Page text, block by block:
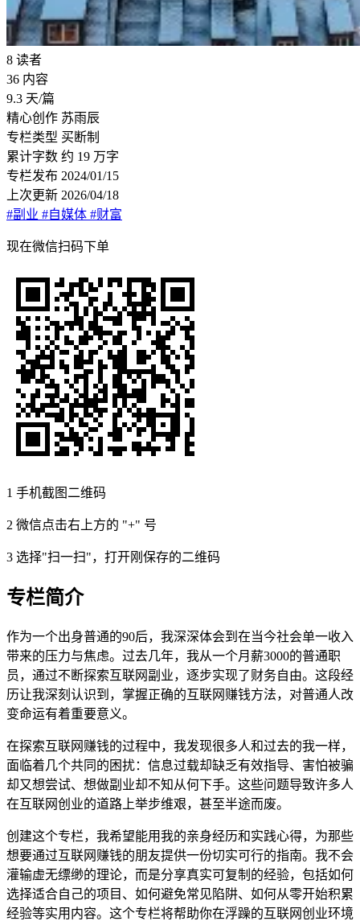
8 读者
36 内容
9.3 天/篇
精心创作 苏雨辰
专栏类型 买断制
累计字数 约 19 万字
专栏发布 2024/01/15
上次更新 2026/04/18
#副业 #自媒体 #财富
现在微信扫码下单
1 手机截图二维码
2 微信点击右上方的 "+" 号
3 选择"扫一扫"，打开刚保存的二维码
专栏简介
作为一个出身普通的90后，我深深体会到在当今社会单一收入
带来的压力与焦虑。过去几年，我从一个月薪3000的普通职
员，通过不断探索互联网副业，逐步实现了财务自由。这段经
历让我深刻认识到，掌握正确的互联网赚钱方法，对普通人改
变命运有着重要意义。
在探索互联网赚钱的过程中，我发现很多人和过去的我一样，
面临着几个共同的困扰：信息过载却缺乏有效指导、害怕被骗
却又想尝试、想做副业却不知从何下手。这些问题导致许多人
在互联网创业的道路上举步维艰，甚至半途而废。
创建这个专栏，我希望能用我的亲身经历和实践心得，为那些
想要通过互联网赚钱的朋友提供一份切实可行的指南。我不会
灌输虚无缥缈的理论，而是分享真实可复制的经验，包括如何
选择适合自己的项目、如何避免常见陷阱、如何从零开始积累
经验等实用内容。这个专栏将帮助你在浮躁的互联网创业环境